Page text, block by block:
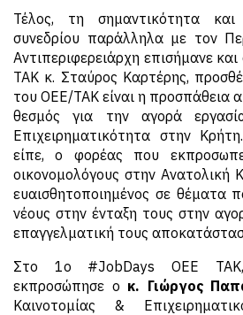
Τέλος, τη σημαντικότητα
συνεδρίου παράλληλα με τον
Αντιπεριφερειάρχη επισήμανε
ΤΑΚ κ. Σταύρος Καρτέρης,
του ΟΕΕ/ΤΑΚ είναι η προσπάθεια
θεσμός για την αγορά
Επιχειρηματικότητα στην
είπε, ο φορέας που
οικονομολόγους στην Ανατολική
ευαισθητοποιημένος σε θέματα
νέους στην ένταξη τους στην
επαγγελματική τους
Στο 1ο #JobDays OEE
εκπροσώπησε ο κ. Γιώργος
Καινοτομίας &